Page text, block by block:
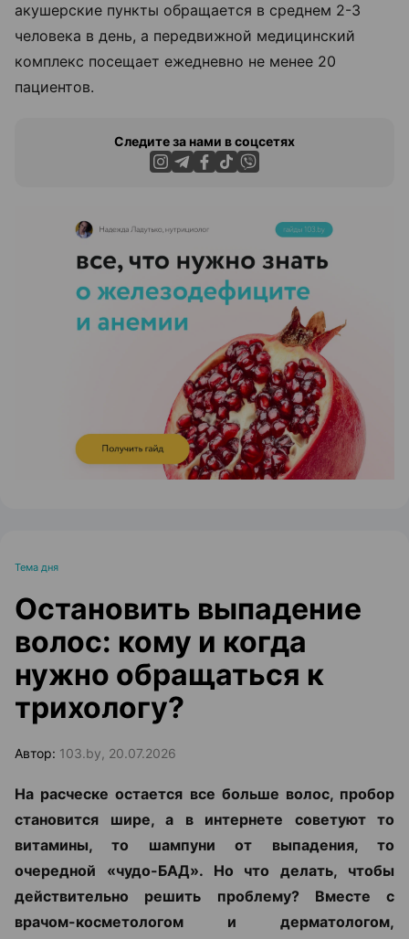
акушерские пункты обращается в среднем 2-3
человека в день, а передвижной медицинский
комплекс посещает ежедневно не менее 20
пациентов.
Следите за нами в соцсетях
ЭФФЕКТИВНАЯ РЕКЛАМА НА САЙТЕ
Тема дня
Остановить выпадение
волос: кому и когда
нужно обращаться к
трихологу?
Автор: 103.by, 20.07.2026
На расческе остается все больше волос, пробор
становится шире, а в интернете советуют то
витамины, то шампуни от выпадения, то
очередной «чудо-БАД». Но что делать, чтобы
действительно решить проблему? Вместе с
врачом-косметологом и дерматологом,